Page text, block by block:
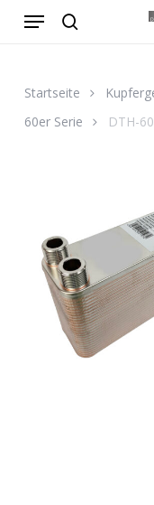
Menu
Startseite
60er Serie
DTH-